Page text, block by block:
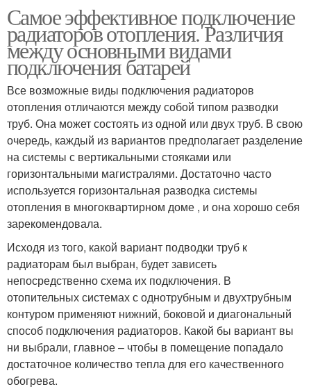
Самое эффективное подключение
радиаторов отопления. Различия
между основными видами
подключения батарей
Все возможные виды подключения радиаторов
отопления отличаются между собой типом разводки
труб. Она может состоять из одной или двух труб. В свою
очередь, каждый из вариантов предполагает разделение
на системы с вертикальными стояками или
горизонтальными магистралями. Достаточно часто
используется горизонтальная разводка системы
отопления в многоквартирном доме , и она хорошо себя
зарекомендовала.
Исходя из того, какой вариант подводки труб к
радиаторам был выбран, будет зависеть
непосредственно схема их подключения. В
отопительных системах с однотрубным и двухтрубным
контуром применяют нижний, боковой и диагональный
способ подключения радиаторов. Какой бы вариант вы
ни выбрали, главное – чтобы в помещение попадало
достаточное количество тепла для его качественного
обогрева.